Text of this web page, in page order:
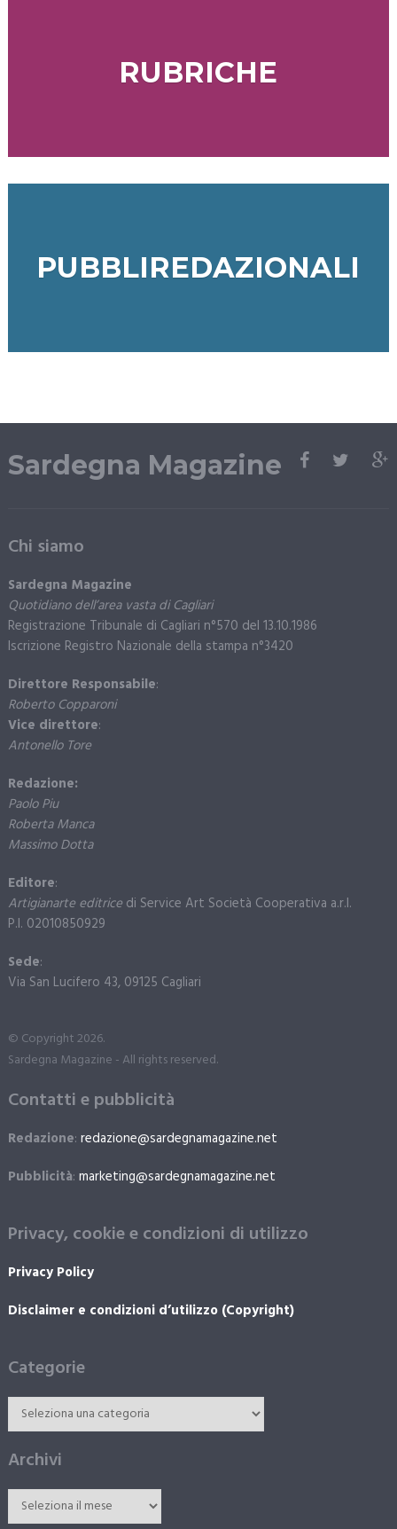
RUBRICHE
PUBBLIREDAZIONALI
Sardegna Magazine
Chi siamo
Sardegna Magazine
Quotidiano dell’area vasta di Cagliari
Registrazione Tribunale di Cagliari n°570 del 13.10.1986
Iscrizione Registro Nazionale della stampa n°3420
Direttore Responsabile:
Roberto Copparoni
Vice direttore:
Antonello Tore
Redazione:
Paolo Piu
Roberta Manca
Massimo Dotta
Editore:
Artigianarte editricedi Service Art Società Cooperativa a.r.l.
P.I. 02010850929
Sede:
Via San Lucifero 43, 09125 Cagliari
© Copyright 2026.
Sardegna Magazine - All rights reserved.
Contatti e pubblicità
Redazione: redazione@sardegnamagazine.net
Pubblicità: marketing@sardegnamagazine.net
Privacy, cookie e condizioni di utilizzo
Privacy Policy
Disclaimer e condizioni d’utilizzo (Copyright)
Categorie
Archivi